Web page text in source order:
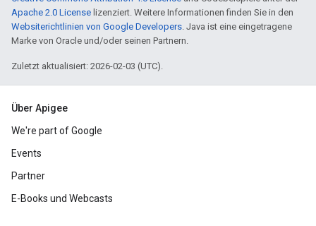
Apache 2.0 License lizenziert. Weitere Informationen finden Sie in den
Websiterichtlinien von Google Developers. Java ist eine eingetragene
Marke von Oracle und/oder seinen Partnern.
Zuletzt aktualisiert: 2026-02-03 (UTC).
Über Apigee
We're part of Google
Events
Partner
E-Books und Webcasts